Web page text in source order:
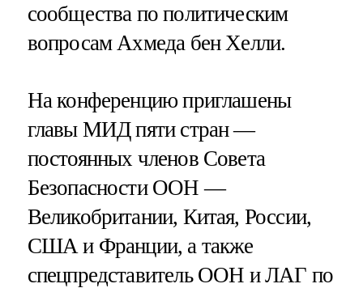
сообщества по политическим
вопросам Ахмеда бен Хелли.
На конференцию приглашены
главы МИД пяти стран —
постоянных членов Совета
Безопасности ООН —
Великобритании, Китая, России,
США и Франции, а также
спецпредставитель ООН и ЛАГ по